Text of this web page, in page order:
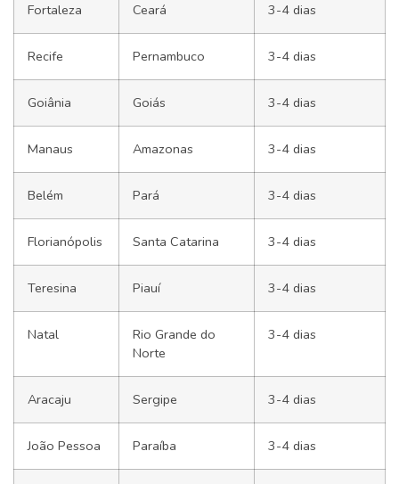
Fortaleza Ceará 3-4 dias
Recife Pernambuco 3-4 dias
Goiânia Goiás 3-4 dias
Manaus Amazonas 3-4 dias
Belém Pará 3-4 dias
Florianópolis Santa Catarina 3-4 dias
Teresina Piauí 3-4 dias
Natal
Rio Grande do
Norte
3-4 dias
Aracaju Sergipe 3-4 dias
João Pessoa Paraíba 3-4 dias